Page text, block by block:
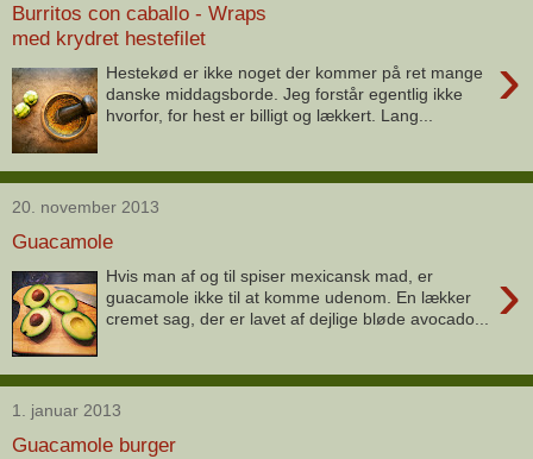
Burritos con caballo - Wraps
med krydret hestefilet
›
Hestekød er ikke noget der kommer på ret mange
danske middagsborde. Jeg forstår egentlig ikke
hvorfor, for hest er billigt og lækkert. Lang...
20. november 2013
Guacamole
›
Hvis man af og til spiser mexicansk mad, er
guacamole ikke til at komme udenom. En lækker
cremet sag, der er lavet af dejlige bløde avocado...
1. januar 2013
Guacamole burger